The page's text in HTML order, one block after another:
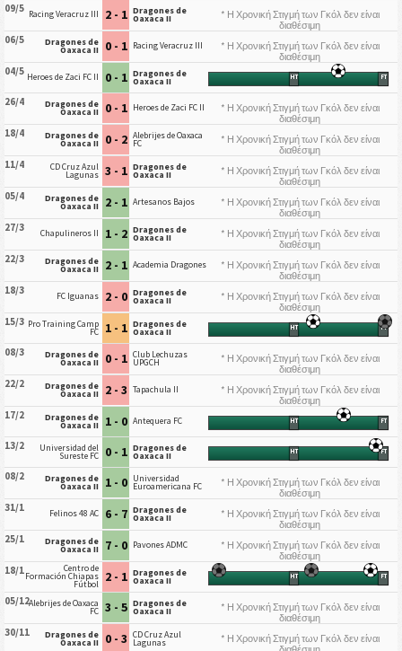
09/5 Racing Veracruz III 2 - 1 Dragones de
Oaxaca II
* Η Χρονική Στιγμή των Γκόλ δεν είναι
διαθέσιμη
06/5
Dragones de
Oaxaca II 0 - 1 Racing Veracruz III
* Η Χρονική Στιγμή των Γκόλ δεν είναι
διαθέσιμη
04/5 Heroes de Zaci FC II 0 - 1 Dragones de
Oaxaca II HT FT
26/4 Dragones de
Oaxaca II 0 - 1 Heroes de Zaci FC II
* Η Χρονική Στιγμή των Γκόλ δεν είναι
διαθέσιμη
18/4
Dragones de
Oaxaca II 0 - 2 Alebrijes de Oaxaca
FC
* Η Χρονική Στιγμή των Γκόλ δεν είναι
διαθέσιμη
11/4
CD Cruz Azul
Lagunas 3 - 1 Dragones de
Oaxaca II
* Η Χρονική Στιγμή των Γκόλ δεν είναι
διαθέσιμη
05/4
Dragones de
Oaxaca II 2 - 1 Artesanos Bajos
* Η Χρονική Στιγμή των Γκόλ δεν είναι
διαθέσιμη
27/3
Chapulineros II 1 - 2 Dragones de
Oaxaca II
* Η Χρονική Στιγμή των Γκόλ δεν είναι
διαθέσιμη
22/3
Dragones de
Oaxaca II 2 - 1 Academia Dragones
* Η Χρονική Στιγμή των Γκόλ δεν είναι
διαθέσιμη
18/3
FC Iguanas 2 - 0 Dragones de
Oaxaca II
* Η Χρονική Στιγμή των Γκόλ δεν είναι
διαθέσιμη
15/3 Pro Training Camp
FC 1 - 1 Dragones de
Oaxaca II HT FT
08/3 Dragones de
Oaxaca II 0 - 1 Club Lechuzas
UPGCH
* Η Χρονική Στιγμή των Γκόλ δεν είναι
διαθέσιμη
22/2
Dragones de
Oaxaca II 2 - 3 Tapachula II
* Η Χρονική Στιγμή των Γκόλ δεν είναι
διαθέσιμη
17/2
Dragones de
Oaxaca II 1 - 0 Antequera FC HT FT
13/2 Universidad del
Sureste FC 0 - 1 Dragones de
Oaxaca II HT FT
08/2 Dragones de
Oaxaca II 1 - 0 Universidad
Euroamericana FC
* Η Χρονική Στιγμή των Γκόλ δεν είναι
διαθέσιμη
31/1
Felinos 48 AC 6 - 7 Dragones de
Oaxaca II
* Η Χρονική Στιγμή των Γκόλ δεν είναι
διαθέσιμη
25/1
Dragones de
Oaxaca II 7 - 0 Pavones ADMC
* Η Χρονική Στιγμή των Γκόλ δεν είναι
διαθέσιμη
18/1
Centro de
Formación Chiapas
Fútbol 2 - 1 Dragones de
Oaxaca II HT FT
05/12Alebrijes de Oaxaca
FC 3 - 5 Dragones de
Oaxaca II
* Η Χρονική Στιγμή των Γκόλ δεν είναι
διαθέσιμη
30/11
Dragones de
Oaxaca II 0 - 3 CD Cruz Azul
Lagunas
* Η Χρονική Στιγμή των Γκόλ δεν είναι